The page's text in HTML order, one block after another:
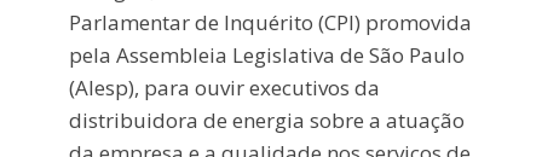
Parlamentar de Inquérito (CPI) promovida
pela Assembleia Legislativa de São Paulo
(Alesp), para ouvir executivos da
distribuidora de energia sobre a atuação